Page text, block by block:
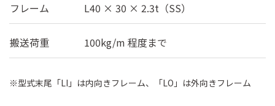
フレーム L40 × 30 × 2.3t（SS）
搬送荷重 100kg/m 程度まで
※型式末尾「LI」は内向きフレーム、「LO」は外向きフレーム